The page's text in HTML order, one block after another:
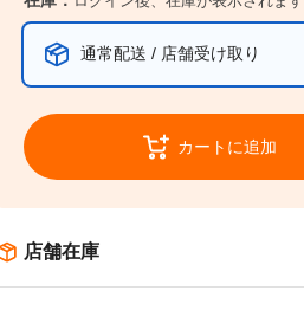
通常配送 / 店舗受け取り
カートに追加
店舗在庫